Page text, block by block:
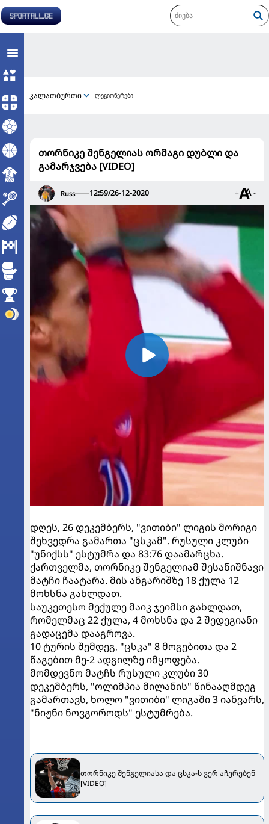
კალათბურთი ლეგიონერები
თორნიკე შენგელიას ორმაგი დუბლი და
გამარჯვება [VIDEO]
Russ 12:59/26-12-2020 + -
დღეს, 26 დეკემბერს, "ვითიბი" ლიგის მორიგი
შეხვედრა გამართა "ცსკამ". რუსული კლუბი
"უნიქსს" ესტუმრა და 83:76 დაამარცხა.
ქართველმა, თორნიკე შენგელიამ შესანიშნავი
მატჩი ჩაატარა. მის ანგარიშზე 18 ქულა 12
მოხსნა გახლდათ.
საუკეთესო მექულე მაიკ ჯეიმსი გახლდათ,
რომელმაც 22 ქულა, 4 მოხსნა და 2 შედეგიანი
გადაცემა დააგროვა.
10 ტურის შემდეგ, "ცსკა" 8 მოგებითა და 2
წაგებით მე-2 ადგილზე იმყოფება.
მომდევნო მატჩს რუსული კლუბი 30
დეკემბერს, "ოლიმპია მილანის" წინააღმდეგ
გამართავს, ხოლო "ვითიბი" ლიგაში 3 იანვარს,
"ნიჟნი ნოვგოროდს" ესტუმრება.
თორნიკე შენგელიასა და ცსკა-ს ვერ აჩერებენ
[VIDEO]